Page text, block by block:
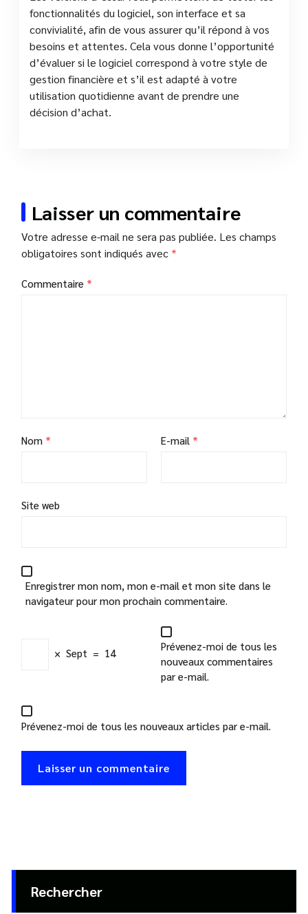
fonctionnalités du logiciel, son interface et sa
convivialité, afin de vous assurer qu’il répond à vos
besoins et attentes. Cela vous donne l’opportunité
d’évaluer si le logiciel correspond à votre style de
gestion financière et s’il est adapté à votre
utilisation quotidienne avant de prendre une
décision d’achat.
Laisser un commentaire
Votre adresse e-mail ne sera pas publiée. Les champs
obligatoires sont indiqués avec *
Commentaire *
Nom * E-mail *
Site web
Enregistrer mon nom, mon e-mail et mon site dans le
navigateur pour mon prochain commentaire.
× Sept = 14
Prévenez-moi de tous les
nouveaux commentaires
par e-mail.
Prévenez-moi de tous les nouveaux articles par e-mail.
Rechercher